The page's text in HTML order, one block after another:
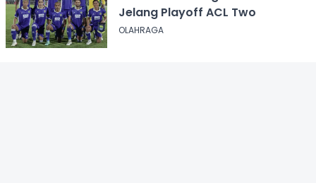
Jelang Playoff ACL Two
OLAHRAGA